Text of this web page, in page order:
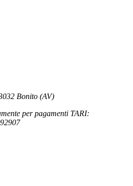
Bonito (AV)
per pagamenti TARI: